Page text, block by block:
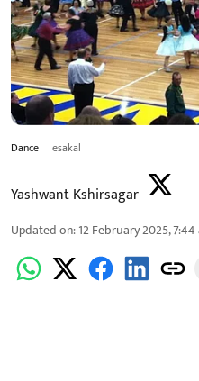
Dance esakal
Yashwant Kshirsagar
Updated on:12 February 2025,